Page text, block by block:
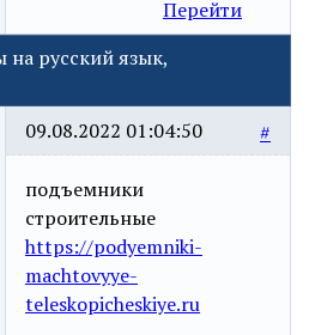
Перейти
русский язык,
#
09.08.2022 01:04:50
подъемники
строительные
https://podyemniki-
machtovyye-
teleskopicheskiye.ru